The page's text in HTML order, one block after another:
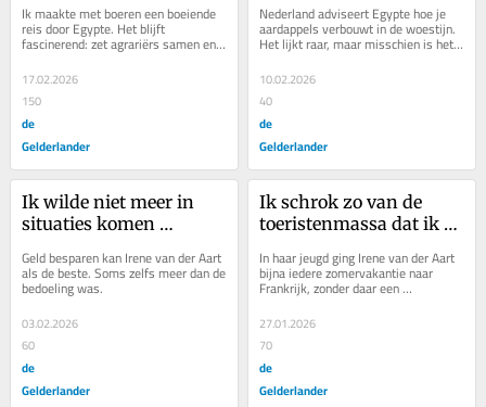
Ik maakte met boeren een boeiende
reis door Egypte. Het blijft
fascinerend: zet agrariërs samen en
het is een hechte groep. Zoals een
akkerbouwer...
17.02.2026
150
de
Gelderlander
uit de kraan te tappen
Nederland adviseert Egypte hoe je
aardappels verbouwt in de woestijn.
Het lijkt raar, maar misschien is het
ook voor ons heel nuttig, bedenkt
Irene...
10.02.2026
40
de
Gelderlander
Ik wilde niet meer in
situaties komen
zeggen: ‘Typisch iets
voor Irene’. Dat is
Geld besparen kan Irene van der Aart
als de beste. Soms zelfs meer dan de
bedoeling was.
03.02.2026
60
de
Gelderlander
Ik schrok zo van de
toeristenmassa dat ik
wilde
In haar jeugd ging Irene van der Aart
bijna iedere zomervakantie naar
Frankrijk, zonder daar een
Nederlander tegen te komen. Toen
kon je onderweg ook...
27.01.2026
70
de
Gelderlander